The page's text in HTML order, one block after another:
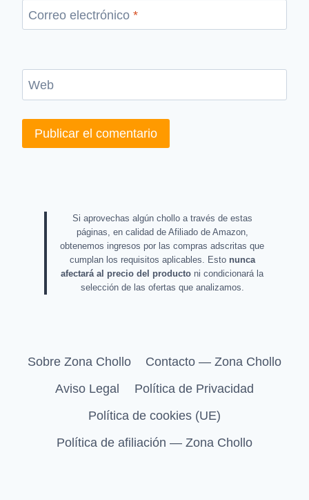
Correo electrónico *
Web
Si aprovechas algún chollo a través de estas
páginas, en calidad de Afiliado de Amazon,
obtenemos ingresos por las compras adscritas que
cumplan los requisitos aplicables. Esto nunca
afectará al precio del producto ni condicionará la
selección de las ofertas que analizamos.
Sobre Zona Chollo
Contacto — Zona Chollo
Aviso Legal
Política de Privacidad
Política de cookies (UE)
Política de afiliación — Zona Chollo